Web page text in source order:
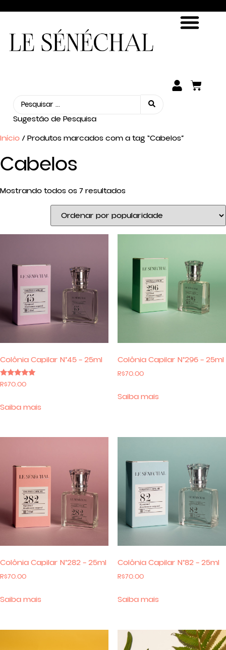
Sugestão de Pesquisa
Início/ Produtos marcados com a tag “Cabelos”
Cabelos
Mostrando todos os 7 resultados
Colônia Capilar N°45 – 25ml
Avaliação
5.00
R$70.00
Saiba mais
Colônia Capilar N°296 – 25ml
R$70.00
Saiba mais
Colônia Capilar N°282 – 25ml
R$70.00
Saiba mais
Colônia Capilar N°82 – 25ml
R$70.00
Saiba mais